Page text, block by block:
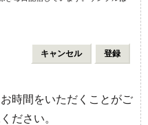
時間をいただくことがご
ださい。